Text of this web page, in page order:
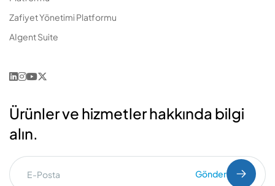
Zafiyet Yönetimi Platformu
AIgent Suite
Ürünler ve hizmetler hakkında bilgi
alın.
Gönder